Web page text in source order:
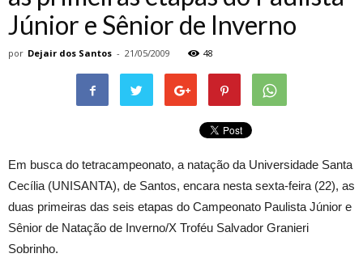
Júnior e Sênior de Inverno
por Dejair dos Santos - 21/05/2009 48
Em busca do tetracampeonato, a natação da Universidade Santa
Cecília (UNISANTA), de Santos, encara nesta sexta-feira (22), as
duas primeiras das seis etapas do Campeonato Paulista Júnior e
Sênior de Natação de Inverno/X Troféu Salvador Granieri
Sobrinho.